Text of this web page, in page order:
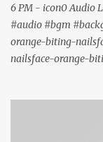
6 PM - icon0 Audio
#audio #bgm
orange-biting-
nailsface-orange-